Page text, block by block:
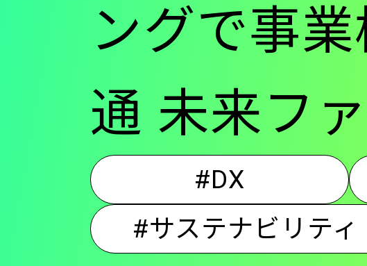
ングで事
通 未来フ
#DX
#サステナビリティ